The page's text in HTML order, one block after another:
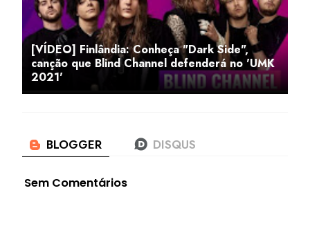
[VÍDEO] Finlândia: Conheça "Dark Side",
canção que Blind Channel defenderá no 'UMK
2021'
Sem Comentários